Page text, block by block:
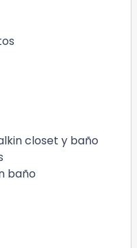
closet y baño
baño